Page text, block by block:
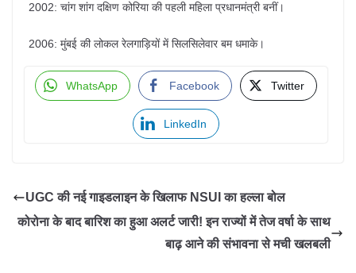
2002: चांग शांग दक्षिण कोरिया की पहली महिला प्रधानमंत्री बनीं।
2006: मुंबई की लोकल रेलगाड़ियों में सिलसिलेवार बम धमाके।
WhatsApp Facebook Twitter
LinkedIn
UGC की नई गाइडलाइन के खिलाफ NSUI का हल्ला बोल
कोरोना के बाद बारिश का हुआ अलर्ट जारी! इन राज्यों में तेज वर्षा के साथ
बाढ़ आने की संभावना से मची खलबली